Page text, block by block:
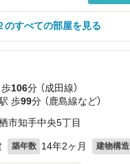
のすべての部屋を見る
106分 （成田線）
歩99分 （鹿島線など）
市知手中央5丁目
築年数 14年2ヶ月 建物構造